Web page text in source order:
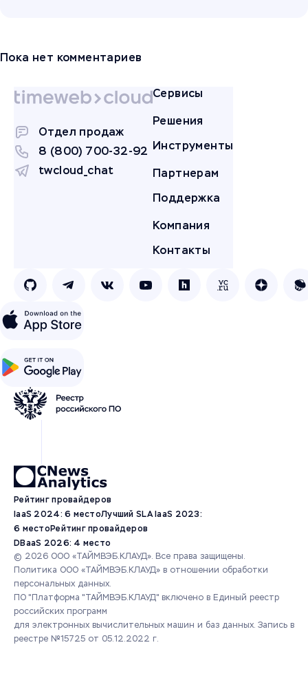
Пока нет комментариев
Отдел продаж
8 (800) 700-32-92
twcloud_chat
Сервисы
Решения
Инструменты
Партнерам
Поддержка
Компания
Контакты
Рейтинг провайдеров
IaaS 2024: 6 местоЛучший SLA IaaS 2023:
6 местоРейтинг провайдеров
DBaaS 2026: 4 место
© 2026 ООО «ТАЙМВЭБ.КЛАУД». Все права защищены.
Политика ООО «ТАЙМВЭБ.КЛАУД» в отношении обработки
персональных данных.
ПО "Платформа "ТАЙМВЭБ.КЛАУД" включено в Единый реестр
российских программ
для электронных вычислительных машин и баз данных. Запись в
реестре №15725 от 05.12.2022 г.